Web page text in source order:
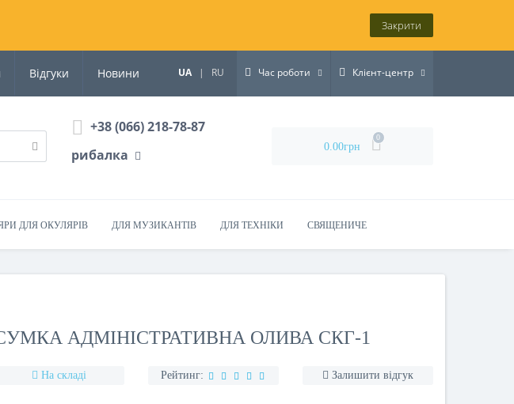
Закрити
Відгуки Новини UA | RU Час роботи Клієнт-центр
+38 (066) 218-78-87
рибалка
0.00грн
0
ДЛЯ ОКУЛЯРІВ ДЛЯ МУЗИКАНТІВ ДЛЯ ТЕХНІКИ СВЯЩЕНИЧЕ
АДМІНІСТРАТИВНА ОЛИВА СКГ-1
На складі Рейтинг: Залишити відгук